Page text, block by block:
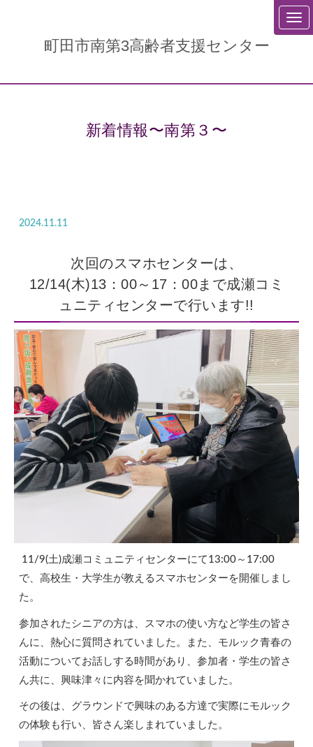
町田市南第3高齢者支援センター
新着情報〜南第３〜
2024.11.11
次回のスマホセンターは、
12/14(木)13：00～17：00まで成瀬コミ
ュニティセンターで行います!!
11/9(土)成瀬コミュニティセンターにて 13:00 ～ 17:00
で、高校生・大学生が教えるスマホセンターを開催しまし
た。
参加されたシニアの方は、スマホの使い方など学生の皆さ
んに、熱心に質問されていました。また、モルック青春の
活動についてお話しする時間があり、参加者・学生の皆さ
ん共に、興味津々に内容を聞かれていました。
その後は、グラウンドで興味のある方達で実際にモルック
の体験も行い、皆さん楽しまれていました。